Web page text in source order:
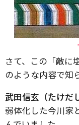
さて、この「敵に
のような内容で知
武田信玄（たけだ
弱体化した今川家